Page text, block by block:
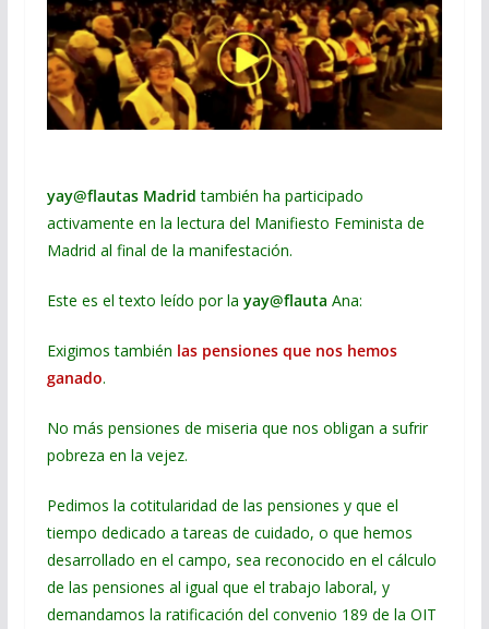
yay@flautasMadrid también ha participado
activamente en la lectura del Manifiesto Feminista de
Madrid al final de la manifestación.
Este es el texto leído por la yay@flauta Ana:
Exigimos también las pensiones que nos hemos
ganado.
No más pensiones de miseria que nos obligan a sufrir
pobreza en la vejez.
Pedimos la cotitularidad de las pensiones y que el
tiempo dedicado a tareas de cuidado, o que hemos
desarrollado en el campo, sea reconocido en el cálculo
de las pensiones al igual que el trabajo laboral, y
demandamos la ratificación del convenio 189 de la OIT